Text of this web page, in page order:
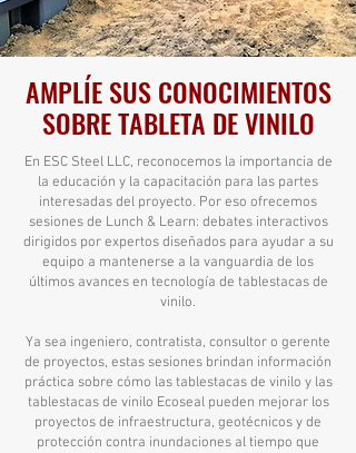
AMPLÍE SUS CONOCIMIENTOS
SOBRE TABLETA DE VINILO
En ESC Steel LLC, reconocemos la importancia de
la educación y la capacitación para las partes
interesadas del proyecto. Por eso ofrecemos
sesiones de Lunch & Learn: debates interactivos
dirigidos por expertos diseñados para ayudar a su
equipo a mantenerse a la vanguardia de los
últimos avances en tecnología de tablestacas de
vinilo.
Ya sea ingeniero, contratista, consultor o gerente
de proyectos, estas sesiones brindan información
práctica sobre cómo las tablestacas de vinilo y las
tablestacas de vinilo Ecoseal pueden mejorar los
proyectos de infraestructura, geotécnicos y de
protección contra inundaciones al tiempo que